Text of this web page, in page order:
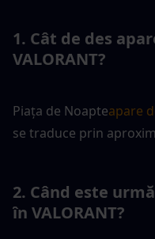
1. Cât de des
VALORANT?
Piața de Noapteapare
se traduce prin
2. Când este
în VALORANT?